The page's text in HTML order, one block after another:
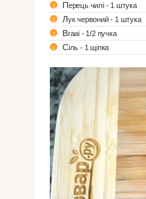
Перець чилі - 1 штука
Лук червоний - 1 штука
Braai - 1/2 пучка
Сіль - 1 щіпка